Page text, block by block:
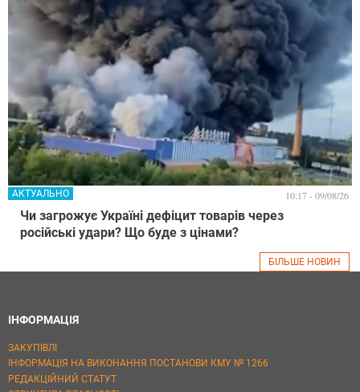
Чи загрожує Україні дефіцит товарів через
російські удари? Що буде з цінами?
АКТУАЛЬНО 10:17 - 09/08/26
БІЛЬШЕ НОВИН
ІНФОРМАЦІЯ
ЗАКУПІВЛІ
ІНФОРМАЦІЯ НА ВИКОНАННЯ ПОСТАНОВИ КМУ № 1266
РЕДАКЦІЙНИЙ СТАТУТ